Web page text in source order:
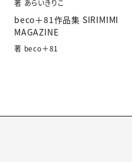
著 あらいきりこ
beco＋81作品集 SIRIMIMI
MAGAZINE
著 beco＋81